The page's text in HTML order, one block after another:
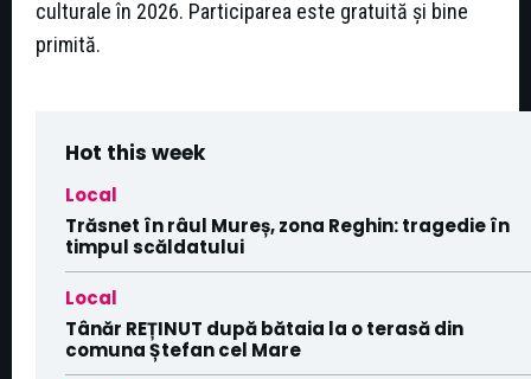
culturale în 2026. Participarea este gratuită şi bine
primită.
Hot this week
Local
Trăsnet în râul Mureș, zona Reghin: tragedie în
timpul scăldatului
Local
Tânăr REȚINUT după bătaia la o terasă din
comuna Ștefan cel Mare